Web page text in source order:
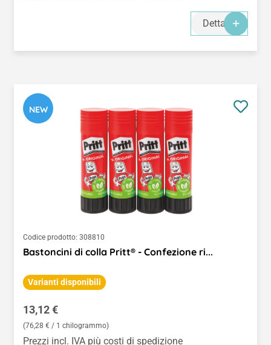
Dettagli
NEW
Codice prodotto: 308810
Bastoncini di colla Pritt® - Confezione ri...
Varianti disponibili
Prezzo normale:
13,12 €
(76,28 € / 1 chilogrammo)
Prezzi incl. IVA più costi di spedizione